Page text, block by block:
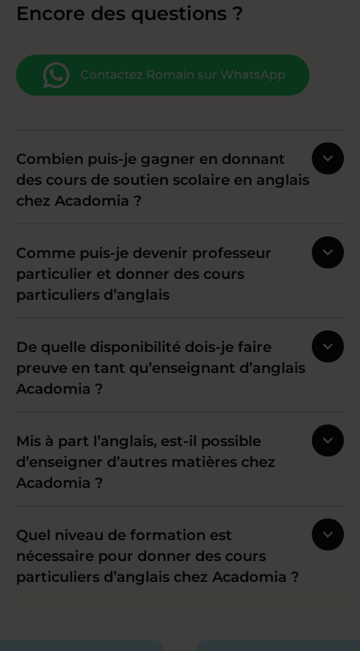
Encore des questions ?
Contactez Romain sur WhatsApp
Combien puis-je gagner en donnant
des cours de soutien scolaire en anglais
chez Acadomia ?
Comme puis-je devenir professeur
particulier et donner des cours
particuliers d’anglais
De quelle disponibilité dois-je faire
preuve en tant qu’enseignant d’anglais
Acadomia ?
Mis à part l’anglais, est-il possible
d’enseigner d’autres matières chez
Acadomia ?
Quel niveau de formation est
nécessaire pour donner des cours
particuliers d’anglais chez Acadomia ?